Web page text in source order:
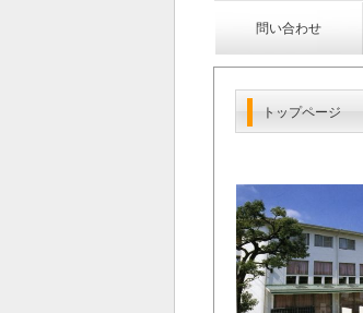
問い合わせ
トップページ